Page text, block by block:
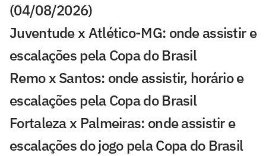
(04/08/2026)
Juventude x Atlético-MG: onde assistir e
escalações pela Copa do Brasil
Remo x Santos: onde assistir, horário e
escalações pela Copa do Brasil
Fortaleza x Palmeiras: onde assistir e
escalações do jogo pela Copa do Brasil